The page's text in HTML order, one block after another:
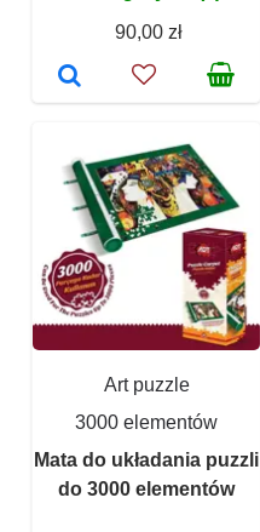
90,00 zł
Art puzzle
3000 elementów
Mata do układania puzzli
do 3000 elementów